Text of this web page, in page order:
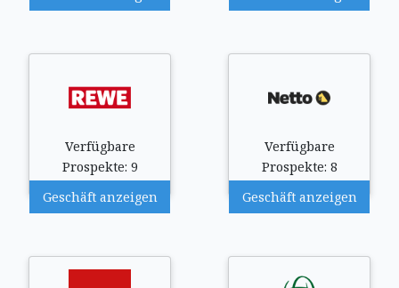
Verfügbare
Prospekte: 9
Geschäft anzeigen
Verfügbare
Prospekte: 8
Geschäft anzeigen